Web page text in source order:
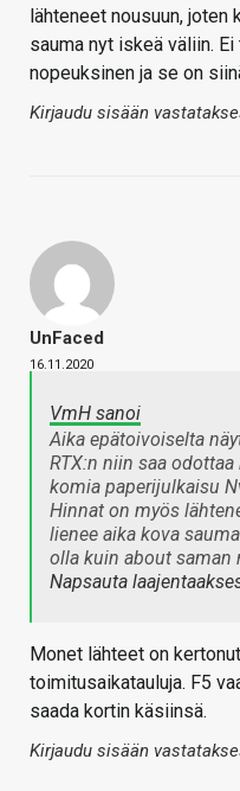
lähteneet nousuun, joten
sauma nyt iskeä väliin.
nopeuksinen ja se on
Kirjaudu sisään
UnFaced
16.11.2020
VmH sanoi
Aika epätoivoiselta
RTX:n niin saa
komia paperijulkaisu
Hinnat on myös
lienee aika kova
olla kuin about saman
Napsauta
Monet lähteet on
toimitusaikatauluja. F5
saada kortin käsiinsä.
Kirjaudu sisään